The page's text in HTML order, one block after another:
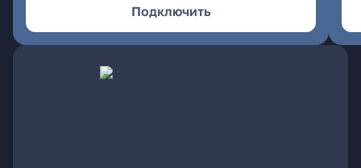
Подключить